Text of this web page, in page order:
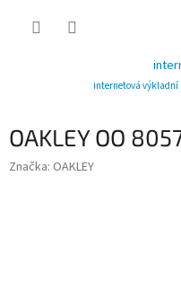
internetová
OAKLEY OO
Značka: OAKLEY